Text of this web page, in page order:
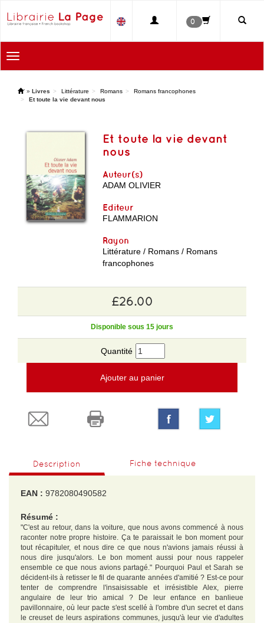
0
Toggle
navigation
' » Livres Littérature Romans
Romans francophones
Et toute la vie devant nous
Et toute la vie devant
nous
Auteur(s)
ADAM OLIVIER
Editeur
FLAMMARION
Rayon
Littérature / Romans / Romans
francophones
£26.00
Disponible sous 15 jours
Quantité
Ajouter au panier
Description Fiche technique
EAN : 9782080490582
Résumé :
"C'est au retour, dans la voiture, que nous avons commencé à nous
raconter notre propre histoire. Ça te paraissait le bon moment pour
tout récapituler, et nous dire ce que nous n'avions jamais réussi à
nous dire jusqu'alors. Le bon moment aussi pour nous rappeler
ensemble ce que nous avions partagé." Pourquoi Paul et Sarah se
décident-ils à retisser le fil de quarante années d'amitié ? Est-ce pour
tenter de comprendre l'insaisissable et irrésistible Alex, pierre
angulaire de leur trio amical ? De leur enfance en banlieue
pavillonnaire, où leur pacte s'est scellé à l'ombre d'un secret et dans
le creuset de leurs aspirations communes, jusqu'à leur vie d'adultes